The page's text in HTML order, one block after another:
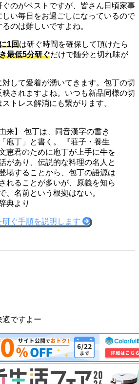
のがベストですが、皆さん日頃家事
い毎日をお過ごしになっているので
のは難しいですよね。
1回は研ぐ時間を確保して頂けたら
最低5分研ぐだけで随分と切れ味が
して愛着が湧いてきます。包丁の切
されますよね。いつも新品同様の切
トレス解消にも繋がります。
来】 包丁は、同音漢字の書き
庖丁」と書く。 『荘子・養生
恵君のために庖丁が上手に牛を
があり、伝説的な料理の名人と
場することから、包丁の語源は
れることが多いが、原義を知ら
、名前という根拠はない。
典より
ぐ手順を説明します
ですよー